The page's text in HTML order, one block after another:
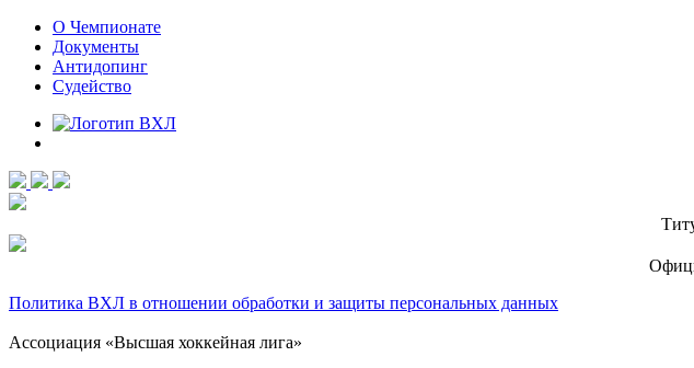
О Чемпионате
Документы
Антидопинг
Судейство
Политика ВХЛ в отношении обработки и защиты персональных данных
Ассоциация «Высшая хоккейная лига»